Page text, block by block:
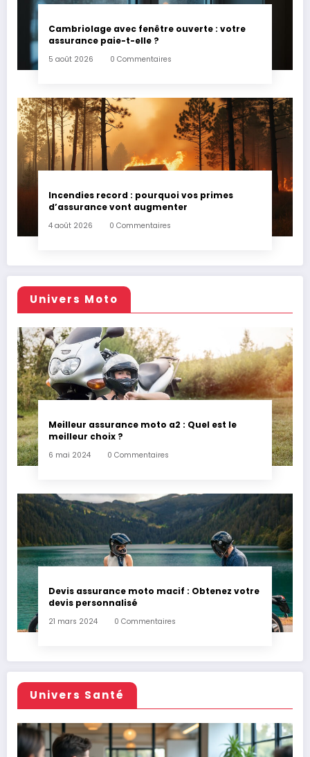
Cambriolage avec fenêtre ouverte : votre
assurance paie-t-elle ?
5 août 2026 0 Commentaires
Incendies record : pourquoi vos primes
d’assurance vont augmenter
4 août 2026 0 Commentaires
Univers Moto
Meilleur assurance moto a2 : Quel est le
meilleur choix ?
6 mai 2024 0 Commentaires
Devis assurance moto macif : Obtenez votre
devis personnalisé
21 mars 2024 0 Commentaires
Univers Santé